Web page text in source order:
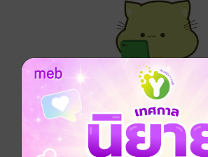
กรุณาเข้าสู่ระบบก่อนดำเนินรา
ล็อกอินเข้าระบบ